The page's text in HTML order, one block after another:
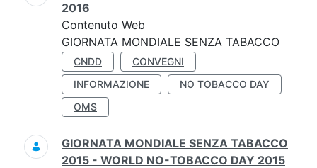
2016
Contenuto Web
GIORNATA MONDIALE SENZA TABACCO
CNDD
CONVEGNI
INFORMAZIONE
NO TOBACCO DAY
OMS
GIORNATA MONDIALE SENZA TABACCO
2015 - WORLD NO-TOBACCO DAY 2015